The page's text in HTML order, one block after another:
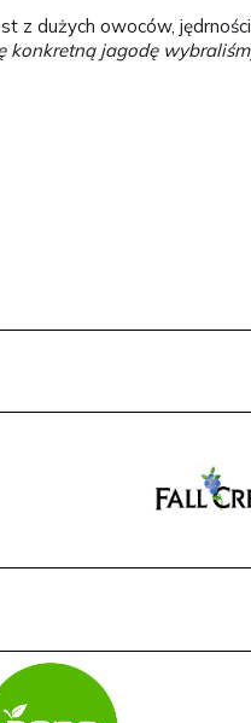
z dużych owoców,
konkretną jagodę